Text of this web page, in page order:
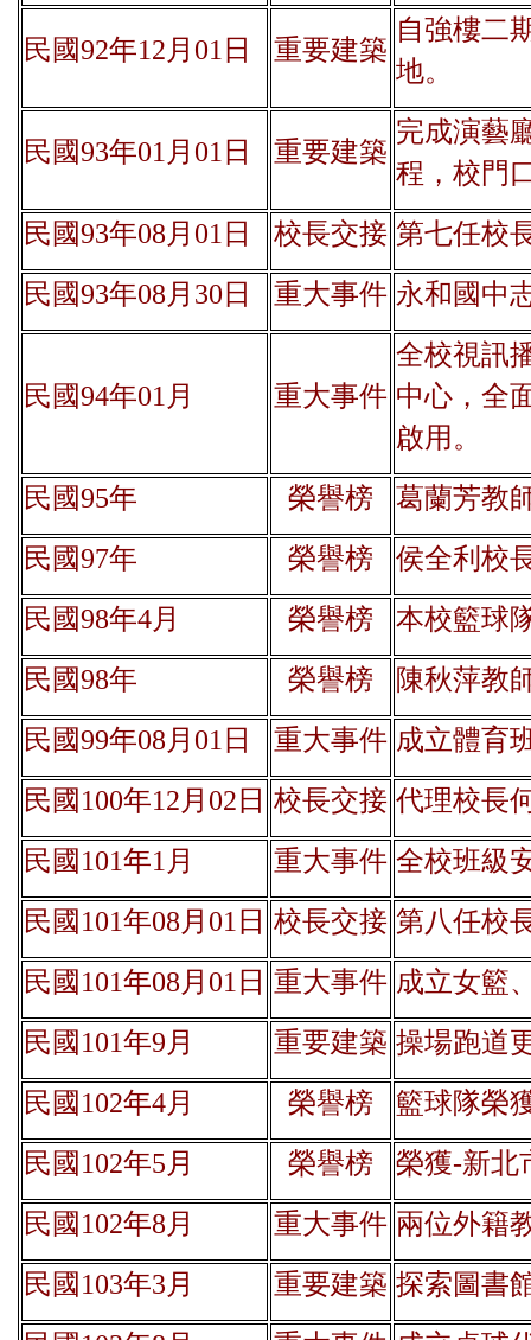
民國92年12月01日 重要建築
自強樓二
地。
民國93年01月01日 重要建築
完成演藝
程，校門
民國93年08月01日
校長交接 第七任校
民國93年08月30日
重大事件 永和國中
民國94年01月 重大事件
全校視訊
中心，全
啟用。
民國95年
榮譽榜
葛蘭芳教
民國97年
榮譽榜
侯全利校
民國98年4月
榮譽榜
本校籃球
民國98年
榮譽榜
陳秋萍教
民國99年08月01日
重大事件 成立體育
民國100年12月02日 校長交接 代理校長
民國101年1月
重大事件 全校班級
民國101年08月01日 校長交接 第八任校
民國101年08月01日 重大事件 成立女籃
民國101年9月
重要建築 操場跑道
民國102年4月
榮譽榜
籃球隊榮
民國102年5月
榮譽榜
榮獲-新北
民國102年8月
重大事件 兩位外籍
民國103年3月
重要建築 探索圖書